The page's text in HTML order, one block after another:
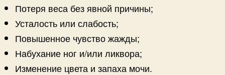
Потеря веса без явной причины;
Усталость или слабость;
Повышенное чувство жажды;
Набухание ног и/или ликвора;
Изменение цвета и запаха мочи.